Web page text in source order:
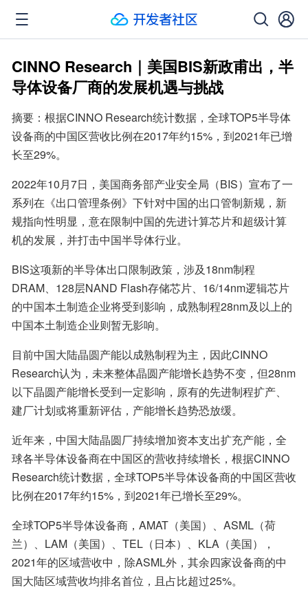
CINNO Research｜美国BIS新政甫出，半
导体设备厂商的发展机遇与挑战
摘要：根据CINNO Research统计数据，全球TOP5半导体
设备商的中国区营收比例在2017年约15%，到2021年已增
长至29%。
2022年10月7日，美国商务部产业安全局（BIS）宣布了一
系列在《出口管理条例》下针对中国的出口管制新规，新
规指向性明显，意在限制中国的先进计算芯片和超级计算
机的发展，并打击中国半导体行业。
BIS这项新的半导体出口限制政策，涉及18nm制程
DRAM、128层NAND Flash存储芯片、16/14nm逻辑芯片
的中国本土制造企业将受到影响，成熟制程28nm及以上的
中国本土制造企业则暂无影响。
目前中国大陆晶圆产能以成熟制程为主，因此CINNO
Research认为，未来整体晶圆产能增长趋势不变，但28nm
以下晶圆产能增长受到一定影响，原有的先进制程扩产、
建厂计划或将重新评估，产能增长趋势恐放缓。
近年来，中国大陆晶圆厂持续增加资本支出扩充产能，全
球各半导体设备商在中国区的营收持续增长，根据CINNO
Research统计数据，全球TOP5半导体设备商的中国区营收
比例在2017年约15%，到2021年已增长至29%。
全球TOP5半导体设备商，AMAT（美国）、ASML（荷
兰）、LAM（美国）、TEL（日本）、KLA（美国），
2021年的区域营收中，除ASML外，其余四家设备商的中
国大陆区域营收均排名首位，且占比超过25%。